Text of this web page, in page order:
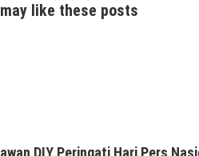
like these posts
DIY Peringati Hari Pers